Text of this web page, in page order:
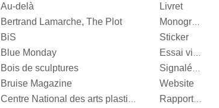
Au-delà Livret
Bertrand Lamarche, The Plot
BiS Sticker
Blue Monday Essai visuel
Bois de sculptures Signalétique
Bruise Magazine Website
Centre National des arts plastiques Rapport d’activité